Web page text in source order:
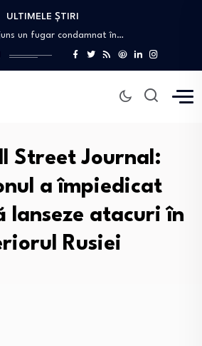
ULTIMELE ȘTIRI
Parlamentului legea urșilor și…
un fugar condamnat în…
după incidentele cu drone și…
Peste 1.500 de primării ar…
conflict deschis pe tema…
Street Journal:
a împiedicat
lanseze atacuri în
Rusiei